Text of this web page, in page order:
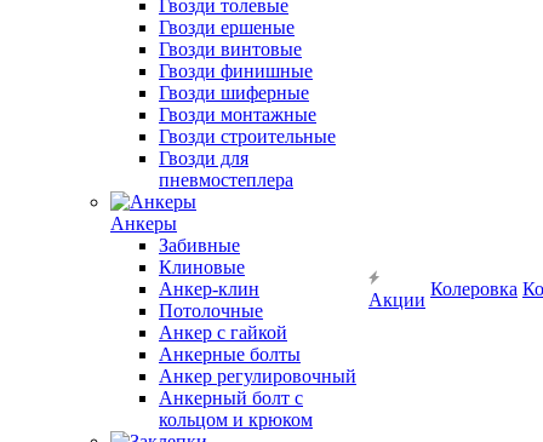
Гвозди толевые
Гвозди ершеные
Гвозди винтовые
Гвозди финишные
Гвозди шиферные
Гвозди монтажные
Гвозди строительные
Гвозди для
пневмостеплера
Анкеры
Забивные
Клиновые
Анкер-клин
Потолочные
Анкер с гайкой
Анкерные болты
Анкер регулировочный
Анкерный болт с
кольцом и крюком
Акции
Колеровка